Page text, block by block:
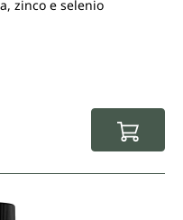
zinco e selenio